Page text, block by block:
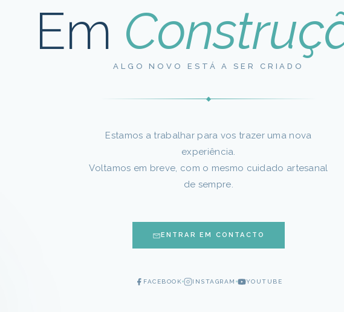
Em
ALGO NOVO ESTÁ A SER CRIADO
Estamos a trabalhar para vos trazer uma nova
experiência.
Voltamos em breve, com o mesmo cuidado artesanal
de sempre.
ENTRAR EM CONTACTO
FACEBOOK INSTAGRAM YOUTUBE